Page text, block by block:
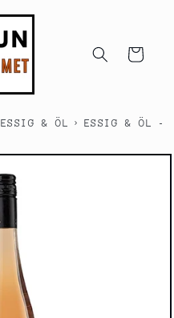
Warenkorb
ESSIG & ÖL › ESSIG & ÖL -